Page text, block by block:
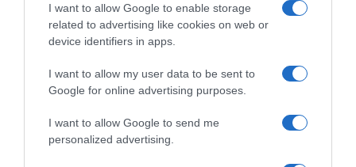
I want to allow Google to enable storage
related to advertising like cookies on web or
device identifiers in apps.
I want to allow my user data to be sent to
Google for online advertising purposes.
I want to allow Google to send me
personalized advertising.
Apéritifs
Mon Chaud Froid de Tartare de Saumon au